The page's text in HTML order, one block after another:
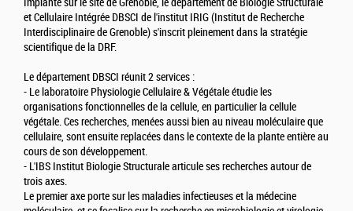
et Cellulaire Intégrée DBSCI de l'institut IRIG (Institut de Recherche
Interdisciplinaire de Grenoble) s'inscrit pleinement dans la stratégie
scientifique de la DRF.
Le département DBSCI réunit 2 services :
- Le laboratoire Physiologie Cellulaire & Végétale étudie les
organisations fonctionnelles de la cellule, en particulier la cellule
végétale. Ces recherches, menées aussi bien au niveau moléculaire que
cellulaire, sont ensuite replacées dans le contexte de la plante entière au
cours de son développement.
- L'IBS Institut Biologie Structurale articule ses recherches autour de
trois axes.
Le premier axe porte sur les maladies infectieuses et la médecine